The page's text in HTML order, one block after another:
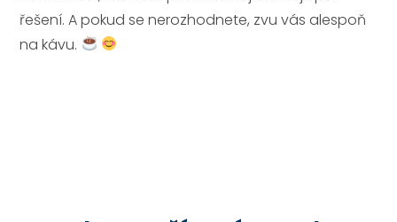
řešení. A pokud se nerozhodnete, zvu vás alespoň
na kávu.